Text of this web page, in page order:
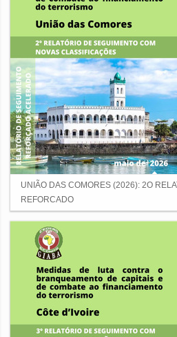
UNIÃO DAS COMORES (2026): 2O
REFORCADO